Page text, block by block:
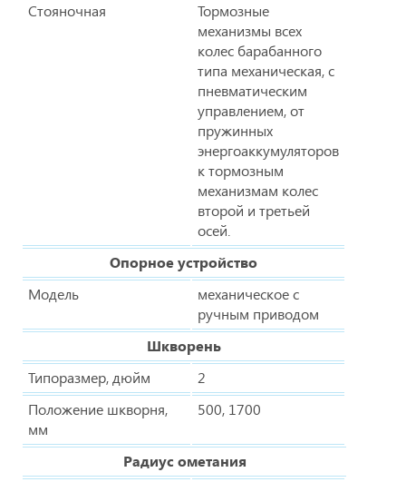
Стояночная
Тормозные
механизмы всех
колес барабанного
типа механическая, с
пневматическим
управлением, от
пружинных
энергоаккумуляторов
к тормозным
механизмам колес
второй и третьей
осей.
Опорное устройство
Модель
механическое с
ручным приводом
Шкворень
Типоразмер, дюйм
2
Положение шкворня,
мм
500, 1700
Радиус ометания